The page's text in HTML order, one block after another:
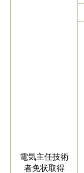
電気主任技術
者免状取得